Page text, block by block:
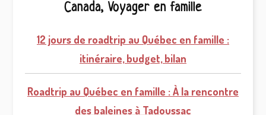
Canada, Voyager en famille
12 jours de roadtrip au Québec en famille :
itinéraire, budget, bilan
Roadtrip au Québec en famille : À la rencontre
des baleines à Tadoussac